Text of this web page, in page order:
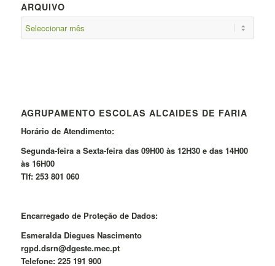
ARQUIVO
AGRUPAMENTO ESCOLAS ALCAIDES DE FARIA
Horário de Atendimento:
Segunda-feira a Sexta-feira das 09H00 às 12H30 e das 14H00
às 16H00
Tlf: 253 801 060
Encarregado de Proteção de Dados:
Esmeralda Diegues Nascimento
rgpd.dsrn@dgeste.mec.pt
Telefone: 225 191 900